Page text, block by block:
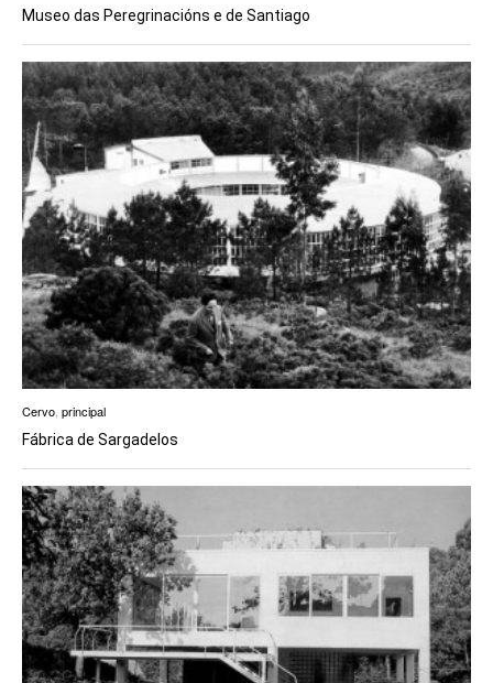
Museo das Peregrinacións e de Santiago
Cervo, principal
Fábrica de Sargadelos